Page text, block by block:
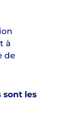
à
de
sont les